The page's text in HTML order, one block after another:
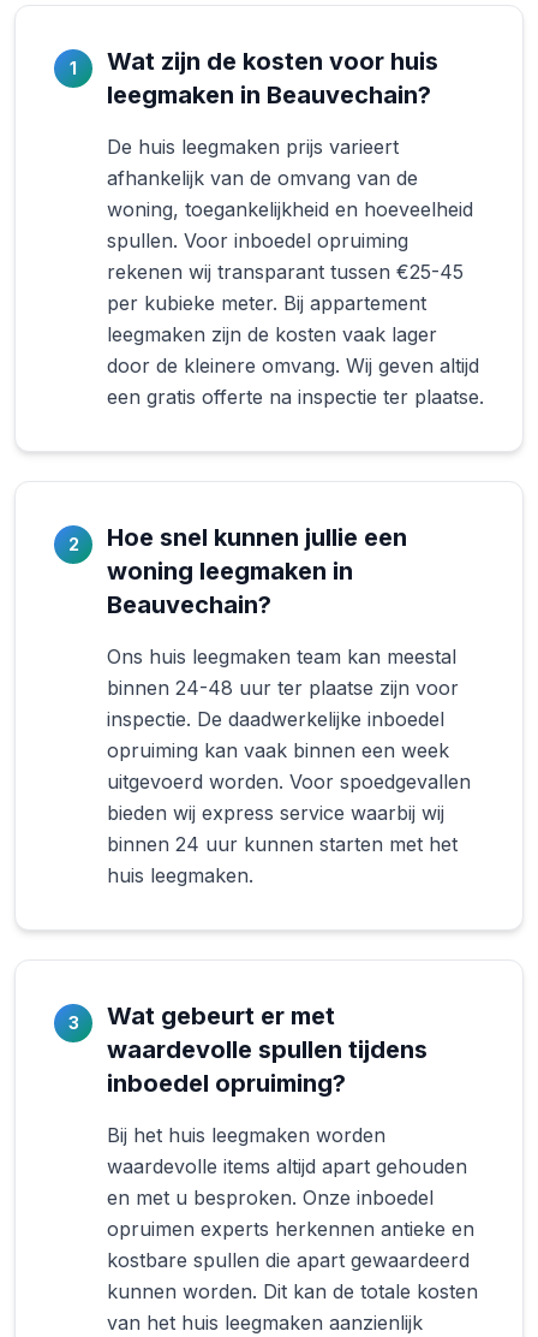
1
Wat zijn de kosten voor huis
leegmaken in Beauvechain?
De huis leegmaken prijs varieert
afhankelijk van de omvang van de
woning, toegankelijkheid en hoeveelheid
spullen. Voor inboedel opruiming
rekenen wij transparant tussen €25-45
per kubieke meter. Bij appartement
leegmaken zijn de kosten vaak lager
door de kleinere omvang. Wij geven altijd
een gratis offerte na inspectie ter plaatse.
2
Hoe snel kunnen jullie een
woning leegmaken in
Beauvechain?
Ons huis leegmaken team kan meestal
binnen 24-48 uur ter plaatse zijn voor
inspectie. De daadwerkelijke inboedel
opruiming kan vaak binnen een week
uitgevoerd worden. Voor spoedgevallen
bieden wij express service waarbij wij
binnen 24 uur kunnen starten met het
huis leegmaken.
3
Wat gebeurt er met
waardevolle spullen tijdens
inboedel opruiming?
Bij het huis leegmaken worden
waardevolle items altijd apart gehouden
en met u besproken. Onze inboedel
opruimen experts herkennen antieke en
kostbare spullen die apart gewaardeerd
kunnen worden. Dit kan de totale kosten
van het huis leegmaken aanzienlijk